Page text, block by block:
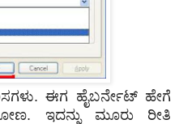
ಈಗ ಹೈಬರ್ನೇಟ್ ಹೇಗೆ
ಇದನ್ನು ಮೂರು ರೀತಿ